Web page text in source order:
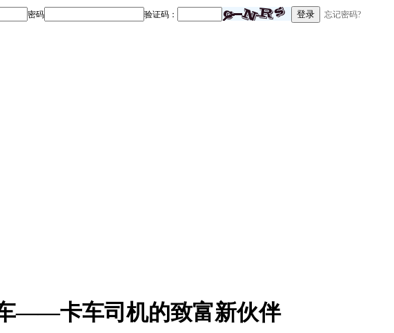
——卡车司机的致富新伙伴